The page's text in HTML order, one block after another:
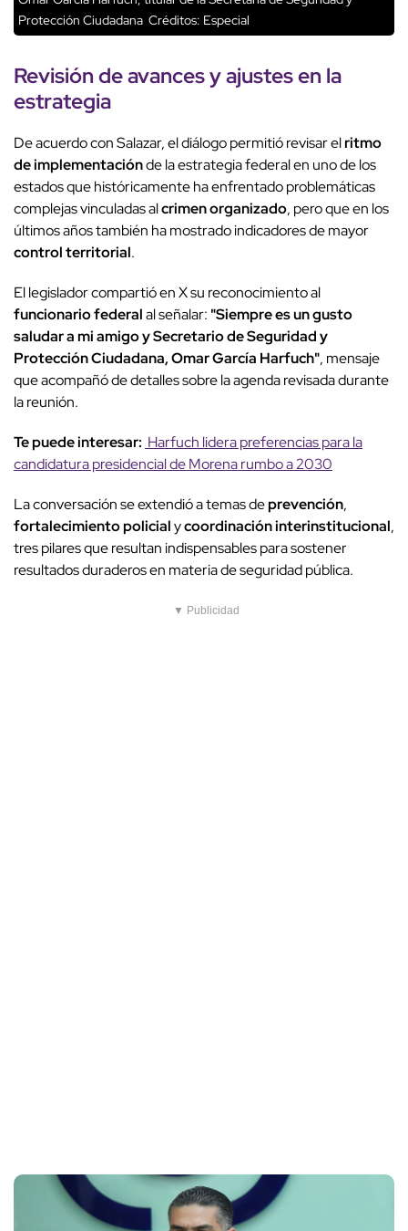
Protección Ciudadana Créditos: Especial
Revisión deavances y ajustesen la
estrategia
De acuerdo con Salazar, el diálogo permitió revisar elritmo
de implementaciónde la estrategia federal en uno de los
estados que históricamente ha enfrentado problemáticas
complejas vinculadas alcrimen organizado, pero que en los
últimos años también ha mostrado indicadores de mayor
control territorial.
El legislador compartió en X su reconocimiento al
funcionario federalal señalar: "Siempre es un gusto
saludar a mi amigo y Secretario de Seguridad y
Protección Ciudadana, Omar García Harfuch", mensaje
que acompañó de detalles sobre la agenda revisada durante
la reunión.
Te puede interesar: Harfuch lidera preferencias para la
candidatura presidencial de Morena rumbo a 2030
La conversación se extendió a temas deprevención,
fortalecimiento policialycoordinación interinstitucional,
tres pilares que resultan indispensables para sostener
resultados duraderos en materia de seguridad pública.
▼ Publicidad